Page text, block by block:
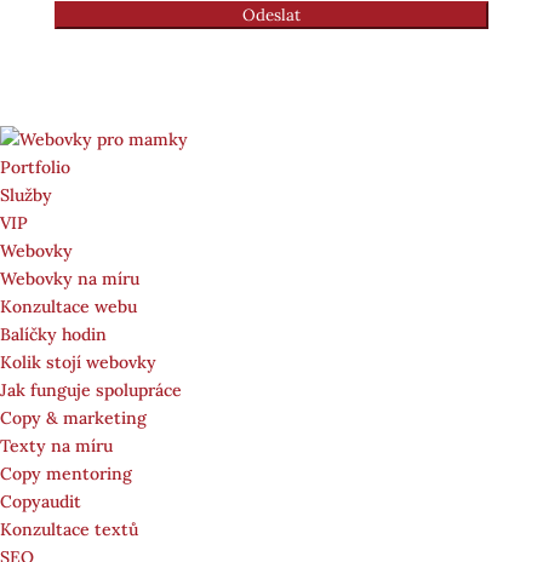
Odeslat
Portfolio
Služby
VIP
Webovky
Webovky na míru
Konzultace webu
Balíčky hodin
Kolik stojí webovky
Jak funguje spolupráce
Copy & marketing
Texty na míru
Copy mentoring
Copyaudit
Konzultace textů
SEO